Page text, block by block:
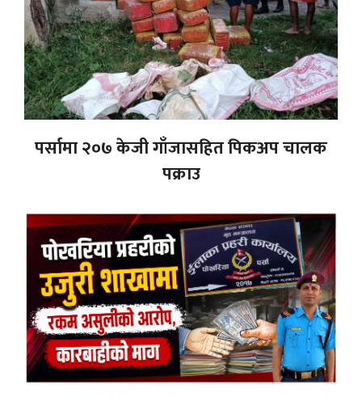
पर्सामा २०७ केजी गाँजासहित पिकअप चालक
पक्राउ